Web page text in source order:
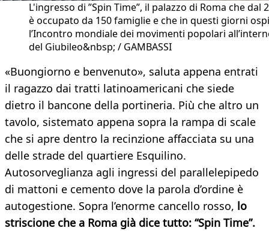
L'ingresso di ”Spin Time”, il palazzo di Roma che dal
è occupato da 150 famiglie e che in questi giorni
l’Incontro mondiale dei movimenti popolari
del Giubileo&nbsp; / GAMBASSI
«Buongiorno e benvenuto», saluta appena entrati
il ragazzo dai tratti latinoamericani che siede
dietro il bancone della portineria. Più che altro un
tavolo, sistemato appena sopra la rampa di scale
che si apre dentro la recinzione affacciata su una
delle strade del quartiere Esquilino.
Autosorveglianza agli ingressi del parallelepipedo
di mattoni e cemento dove la parola d’ordine è
autogestione. Sopra l’enorme cancello rosso, lo
striscione che a Roma già dice tutto: “Spin Time”.